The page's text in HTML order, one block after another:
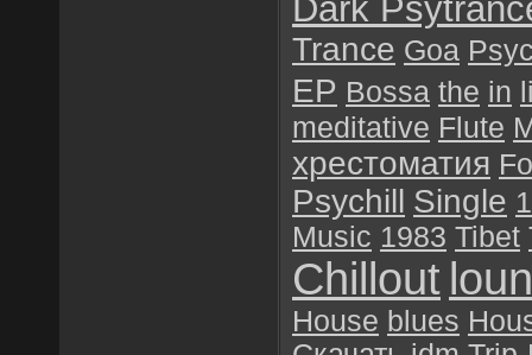
Dark
Trance Goa
EP Bossa the in
meditative Flute
хрестоматия
Psychill Single
Music 1983 Tibet
Chillout
House blues